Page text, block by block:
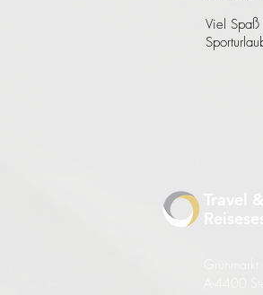
Viel